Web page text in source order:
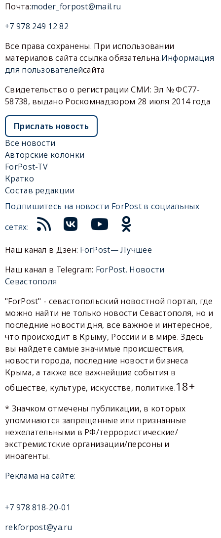
Почта:moder_forpost@mail.ru
+7 978 249 12 82
Все права сохранены. При использовании
материалов сайта ссылка обязательна.Информация
для пользователейсайта
Свидетельство о регистрации СМИ: Эл № ФС77-
58738, выдано Роскомнадзором 28 июля 2014 года
Прислать новость
Все новости
Авторские колонки
ForPost-TV
Кратко
Состав редакции
Подпишитесь на новости ForPost в социальных
сетях:
Наш канал в Дзен: ForPost— Лучшее
Наш канал в Telegram: ForPost. Новости
Севастополя
"ForPost" - севастопольский новостной портал, где
можно найти не только новости Севастополя, но и
последние новости дня, все важное и интересное,
что происходит в Крыму, России и в мире. Здесь
вы найдете самые значимые происшествия,
новости города, последние новости бизнеса
Крыма, а также все важнейшие события в
обществе, культуре, искусстве, политике.18+
* Значком отмечены публикации, в которых
упоминаются запрещенные или признанные
нежелательными в РФ/террористические/
экстремистские организации/персоны и
иноагенты.
Реклама на сайте:
+7 978 818-20-01
rekforpost@ya.ru